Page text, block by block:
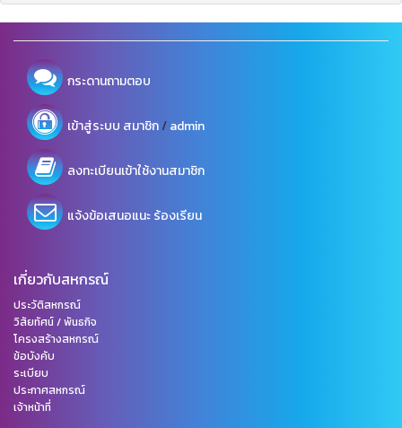
กระดานถามตอบ
เข้าสู่ระบบ สมาชิก/admin
ลงทะเบียนเข้าใช้งานสมาชิก
แจ้งข้อเสนอแนะ ร้องเรียน
เกี่ยวกับสหกรณ์
ประวัติสหกรณ์
วิสัยทัศน์ / พันธกิจ
โครงสร้างสหกรณ์
ข้อบังคับ
ระเบียบ
ประกาศสหกรณ์
เจ้าหน้าที่